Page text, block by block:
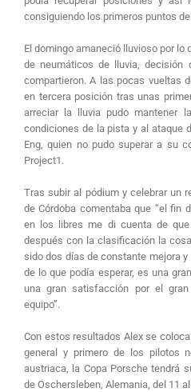
consiguiendo los primeros puntos
El domingo amaneció lluvioso por lo
de neumáticos de lluvia, decisión
compartieron. A las pocas vueltas
en tercera posición tras unas
arreciar la lluvia pudo mantener
condiciones de la pista y al ataque
Eng, quien no pudo superar a su
Project1.
Tras subir al pódium y celebrar un
de Córdoba comentaba que “el fin
en los libres me di cuenta de
después con la clasificación la
sido dos días de constante mejora
de lo que podía esperar, es una
una gran satisfacción por el
equipo”.
Con estos resultados Alex se
general y primero de los pilotos
austriaca, la Copa Porsche tendrá
de Oschersleben, Alemania, del 11